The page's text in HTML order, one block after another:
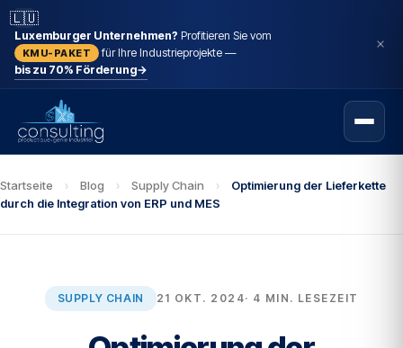
🇱🇺
Luxemburger Unternehmen? Profitieren Sie vom
KMU-PAKET
für Ihre Industrieprojekte —
bis zu 70% Förderung→
Startseite › Blog › Supply Chain ›
Optimierung der Lieferkette
durch die Integration von ERP und MES
SUPPLY CHAIN 21 OKT. 2024· 4 MIN. LESEZEIT